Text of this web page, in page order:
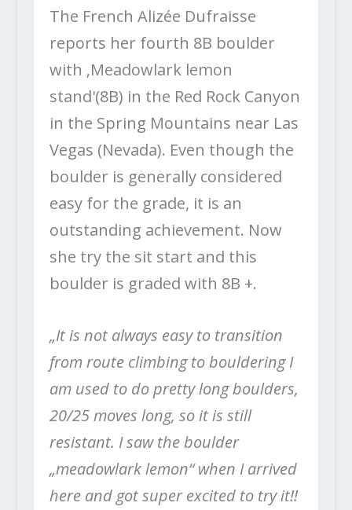
The French Alizée Dufraisse
reports her fourth 8B boulder
with ‚Meadowlark lemon
stand'(8B) in the Red Rock Canyon
in the Spring Mountains near Las
Vegas (Nevada). Even though the
boulder is generally considered
easy for the grade, it is an
outstanding achievement. Now
she try the sit start and this
boulder is graded with 8B +.
„It is not always easy to transition
from route climbing to bouldering I
am used to do pretty long boulders,
20/25 moves long, so it is still
resistant. I saw the boulder
„meadowlark lemon“ when I arrived
here and got super excited to try it!!